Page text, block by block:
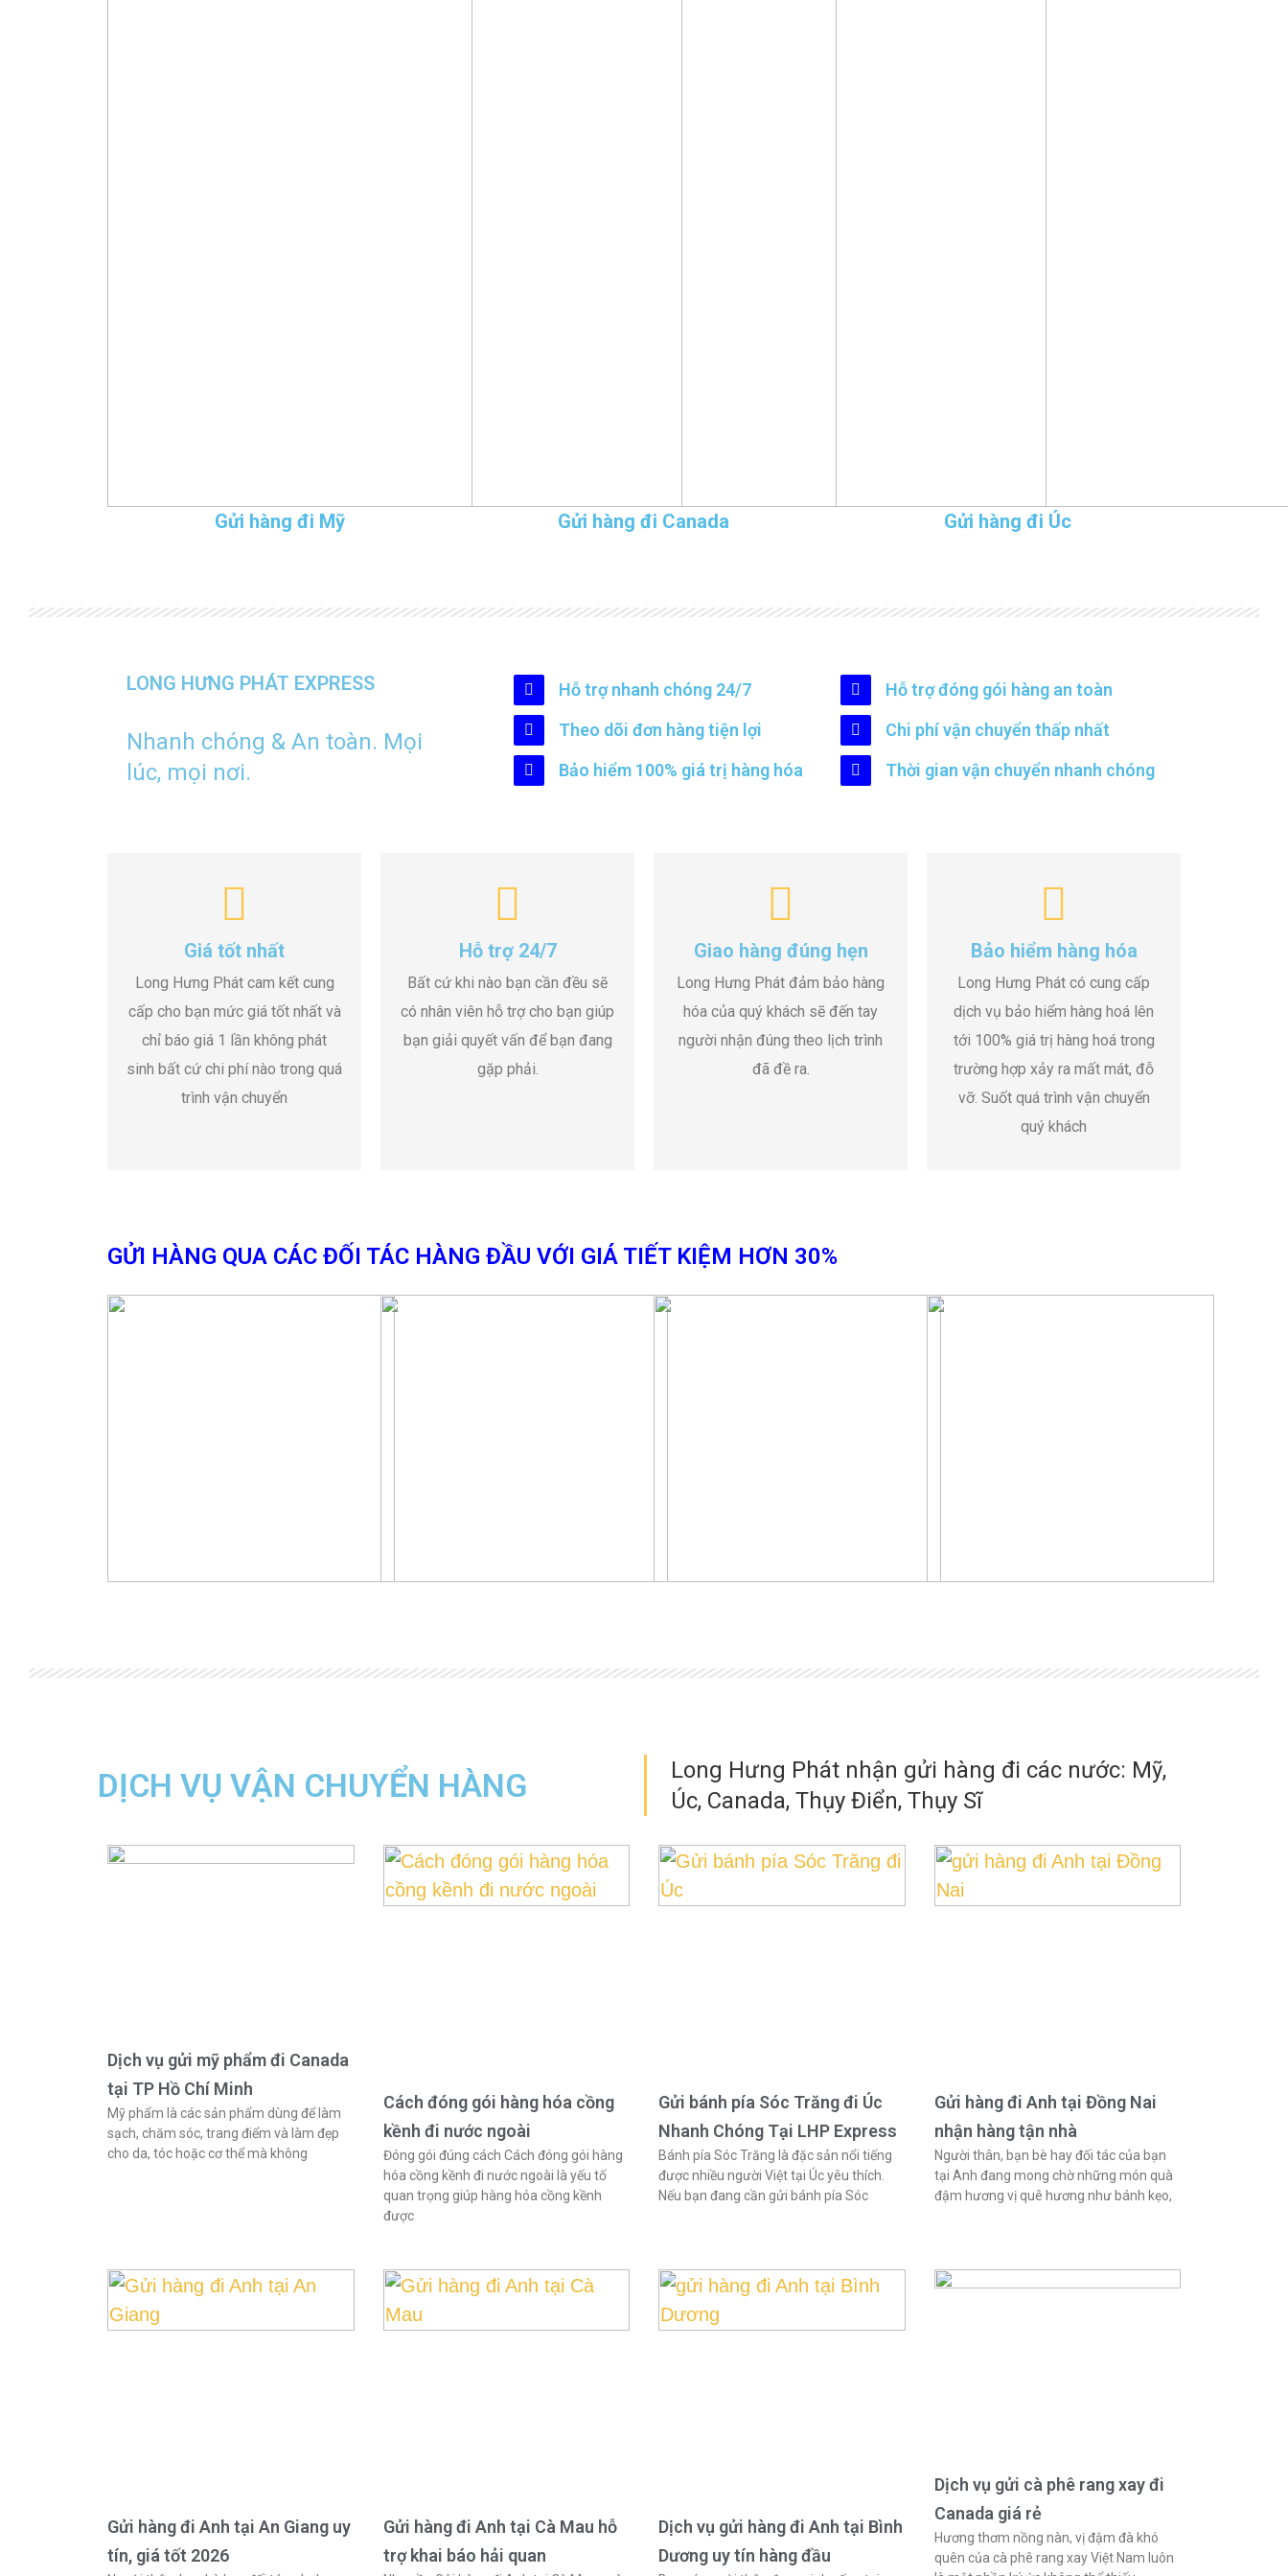
Gửi hàng đi Mỹ Gửi hàng đi Canada Gửi hàng đi Úc
LONG HƯNG PHÁT EXPRESS
Nhanh chóng & An toàn. Mọi
lúc, mọi nơi.
Hỗ trợ nhanh chóng 24/7
Hỗ trợ đóng gói hàng an toàn
Theo dõi đơn hàng tiện lợi
Chi phí vận chuyển thấp nhất
Bảo hiểm 100% giá trị hàng hóa
Thời gian vận chuyển nhanh chóng
Giá tốt nhất
Long Hưng Phát cam kết cung
cấp cho bạn mức giá tốt nhất và
chỉ báo giá 1 lần không phát
sinh bất cứ chi phí nào trong quá
trình vận chuyển
Hỗ trợ 24/7
Bất cứ khi nào bạn cần đều sẽ
có nhân viên hỗ trợ cho bạn giúp
bạn giải quyết vấn để bạn đang
gặp phải.
Giao hàng đúng hẹn
Long Hưng Phát đảm bảo hàng
hóa của quý khách sẽ đến tay
người nhận đúng theo lịch trình
đã đề ra.
Bảo hiểm hàng hóa
Long Hưng Phát có cung cấp
dịch vụ bảo hiểm hàng hoá lên
tới 100% giá trị hàng hoá trong
trường hợp xảy ra mất mát, đỗ
vỡ. Suốt quá trình vận chuyển
quý khách
GỬI HÀNG QUA CÁC ĐỐI TÁC HÀNG ĐẦU VỚI GIÁ TIẾT KIỆM HƠN 30%
DỊCH VỤ VẬN CHUYỂN HÀNG
Long Hưng Phát nhận gửi hàng đi các nước: Mỹ,
Úc, Canada, Thụy Điển, Thụy Sĩ
Dịch vụ gửi mỹ phẩm đi Canada
tại TP Hồ Chí Minh
Mỹ phẩm là các sản phẩm dùng để làm
sạch, chăm sóc, trang điểm và làm đẹp
cho da, tóc hoặc cơ thể mà không
Cách đóng gói hàng hóa cồng
kềnh đi nước ngoài
Đóng gói đúng cách Cách đóng gói hàng
hóa cồng kềnh đi nước ngoài là yếu tố
quan trọng giúp hàng hóa cồng kềnh
được
Gửi bánh pía Sóc Trăng đi Úc
Nhanh Chóng Tại LHP Express
Bánh pía Sóc Trăng là đặc sản nổi tiếng
được nhiều người Việt tại Úc yêu thích.
Nếu bạn đang cần gửi bánh pía Sóc
Gửi hàng đi Anh tại Đồng Nai
nhận hàng tận nhà
Người thân, bạn bè hay đối tác của bạn
tại Anh đang mong chờ những món quà
đậm hương vị quê hương như bánh kẹo,
Gửi hàng đi Anh tại An Giang uy
tín, giá tốt 2026
Gửi hàng đi Anh tại Cà Mau hỗ
trợ khai báo hải quan
Dịch vụ gửi hàng đi Anh tại Bình
Dương uy tín hàng đầu
Dịch vụ gửi cà phê rang xay đi
Canada giá rẻ
Hương thơm nồng nàn, vị đậm đà khó
quên của cà phê rang xay Việt Nam luôn